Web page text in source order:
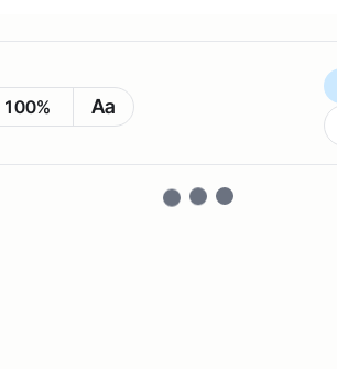
100% Aa